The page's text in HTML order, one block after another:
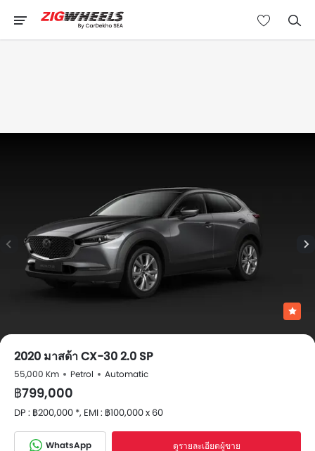
2020 มาสด้า CX-30 2.0 SP
55,000 Km Petrol Automatic
฿799,000
DP : ฿200,000 *, EMI : ฿100,000 x 60
WhatsApp ดูรายละเอียดผู้ขาย